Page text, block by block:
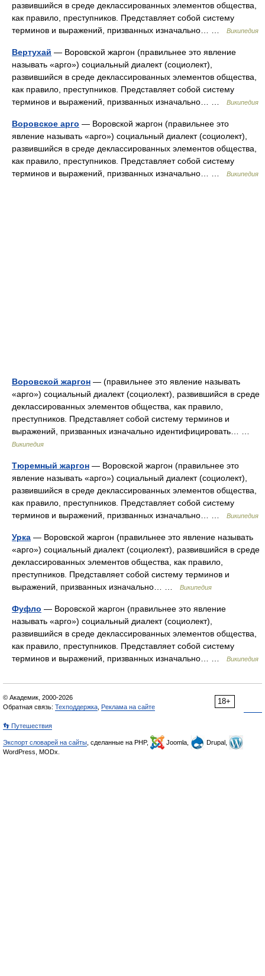
развившийся в среде деклассированных элементов общества,
как правило, преступников. Представляет собой систему
терминов и выражений, призванных изначально… …
Википедия
Вертухай — Воровской жаргон (правильнее это явление
называть «арго») социальный диалект (социолект),
развившийся в среде деклассированных элементов общества,
как правило, преступников. Представляет собой систему
терминов и выражений, призванных изначально… …
Википедия
Воровское арго — Воровской жаргон (правильнее это
явление называть «арго») социальный диалект (социолект),
развившийся в среде деклассированных элементов общества,
как правило, преступников. Представляет собой систему
терминов и выражений, призванных изначально… …
Википедия
Воровской жаргон — (правильнее это явление называть
«арго») социальный диалект (социолект), развившийся в среде
деклассированных элементов общества, как правило,
преступников. Представляет собой систему терминов и
выражений, призванных изначально идентифицировать… …
Википедия
Тюремный жаргон — Воровской жаргон (правильнее это
явление называть «арго») социальный диалект (социолект),
развившийся в среде деклассированных элементов общества,
как правило, преступников. Представляет собой систему
терминов и выражений, призванных изначально… …
Википедия
Урка — Воровской жаргон (правильнее это явление называть
«арго») социальный диалект (социолект), развившийся в среде
деклассированных элементов общества, как правило,
преступников. Представляет собой систему терминов и
выражений, призванных изначально… …
Википедия
Фуфло — Воровской жаргон (правильнее это явление
называть «арго») социальный диалект (социолект),
развившийся в среде деклассированных элементов общества,
как правило, преступников. Представляет собой систему
терминов и выражений, призванных изначально… …
Википедия
18+
© Академик, 2000-2026
Обратная связь: Техподдержка Реклама на сайте
👣 Путешествия
Экспорт словарей на сайты , сделанные на PHP, Joomla,
Drupal,
WordPress, MODx.